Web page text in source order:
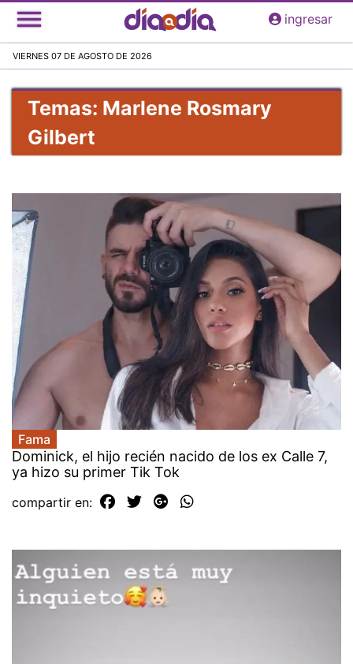
Pasar
al
principal
ingresar
VIERNES 07 DE AGOSTO DE 2026
Temas: Marlene Rosmary
Gilbert
Fama
Dominick, el hijo recién nacido de los ex Calle 7,
ya hizo su primer Tik Tok
compartir en: